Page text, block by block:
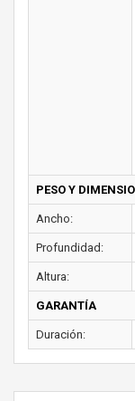
PESO Y
Ancho:
Profundidad:
Altura:
GARANTÍA
Duración: